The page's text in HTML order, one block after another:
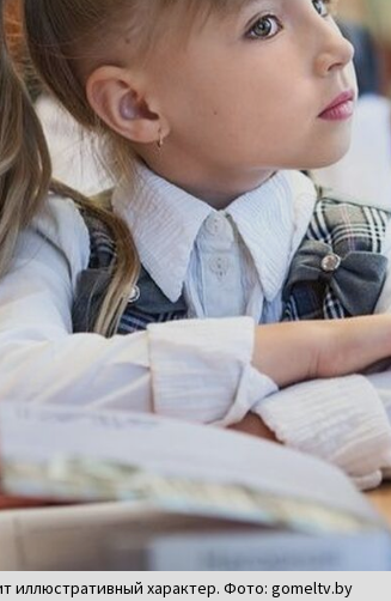
иллюстративный характер. Фото: gomeltv.by